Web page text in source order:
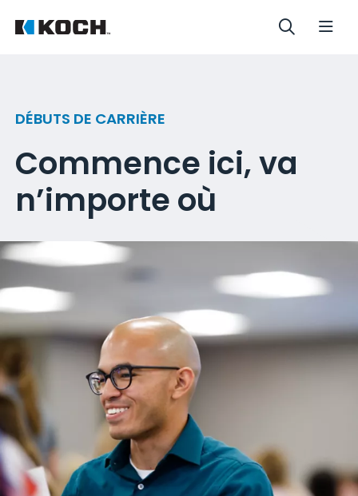
DÉBUTS DE CARRIÈRE
Commence ici, va
n’importe où